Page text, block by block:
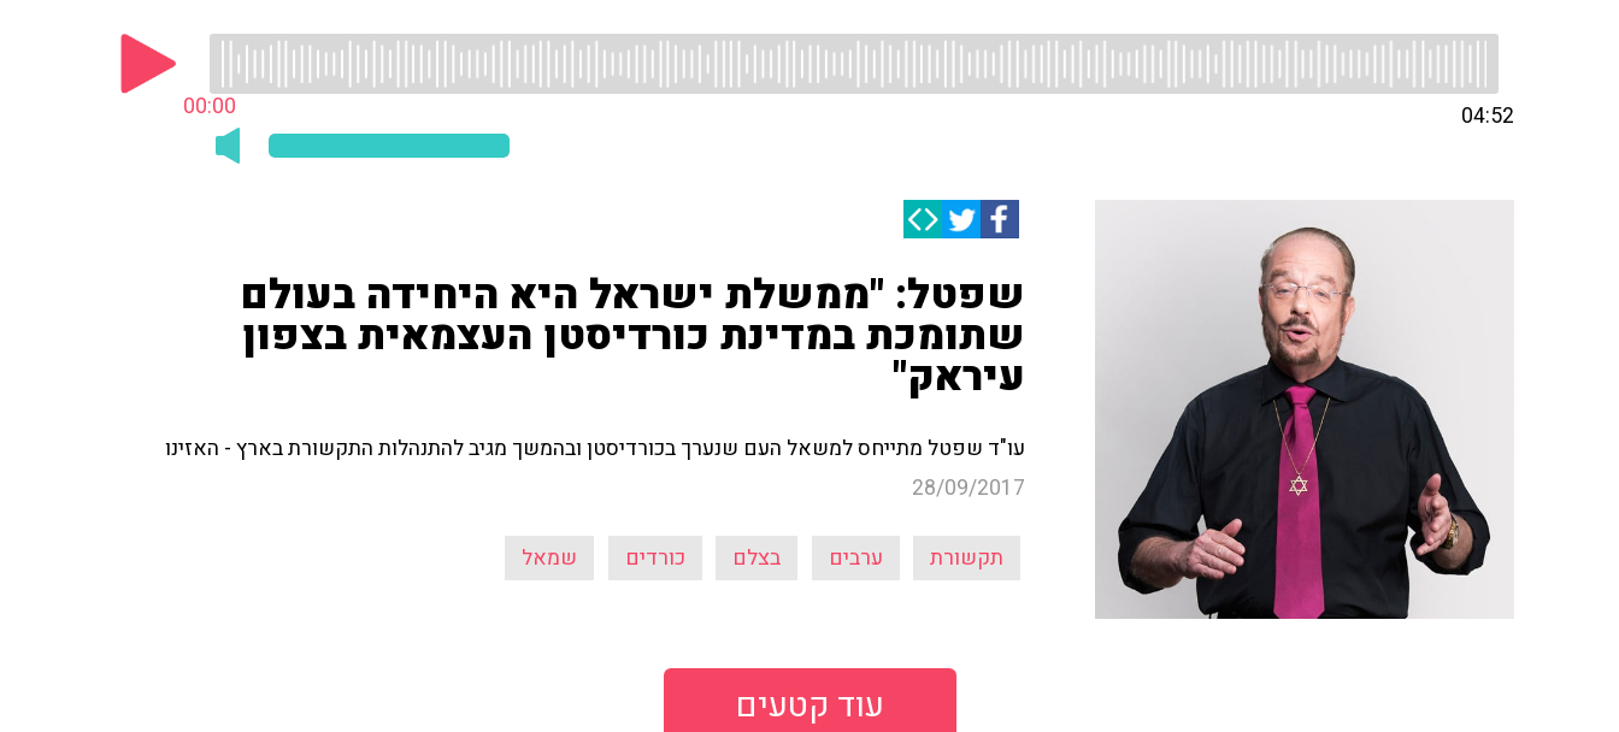
00:00 04:52
שפטל: "ממשלת ישראל היא היחידה בעולם
שתומכת במדינת כורדיסטן העצמאית בצפון
עיראק"
עו"ד שפטל מתייחס למשאל העם שנערך בכורדיסטן ובהמשך מגיב להתנהלות התקשורת בארץ - האזינו
28/09/2017
תקשורת ערבים בצלם כורדים שמאל
עוד קטעים